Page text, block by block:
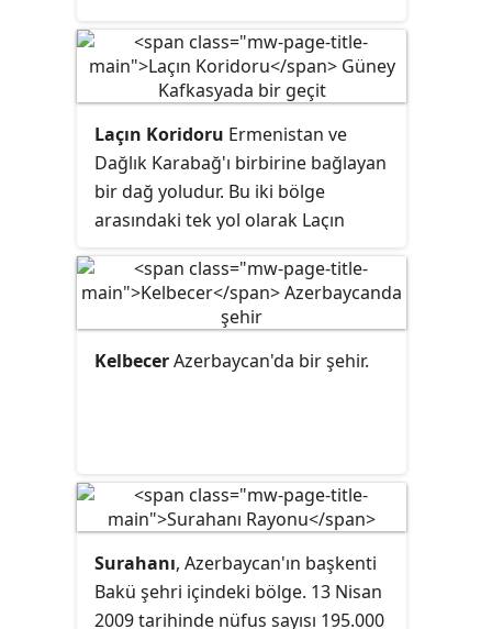
Laçın Koridoru Ermenistan ve
Dağlık Karabağ'ı birbirine bağlayan
bir dağ yoludur. Bu iki bölge
arasındaki tek yol olarak Laçın
sakinleri için bir "yaşam hattı"
olarak tanımlanmıştır. Koridor,de
jureolarak Azerbaycan'ın Laçın
rayonu sınırlarında yer alsa da,
bölgesine 2022 yılına kadar Zabuh,
Sus köyleri ve Laçın şehri dahildi.
Ancak, 26 Ağustos 2022'de bu
yerleşim birimleri Azerbaycan
kontrolüne geçti. Dört gün sonra
Zabuh, Sus ve Laçın yerleşimlerini
KelbecerAzerbaycan'da bir şehir.
Surahanı, Azerbaycan'ın başkenti
Bakü şehri içindeki bölge. 13 Nisan
2009 tarihinde nüfus sayısı 195.000